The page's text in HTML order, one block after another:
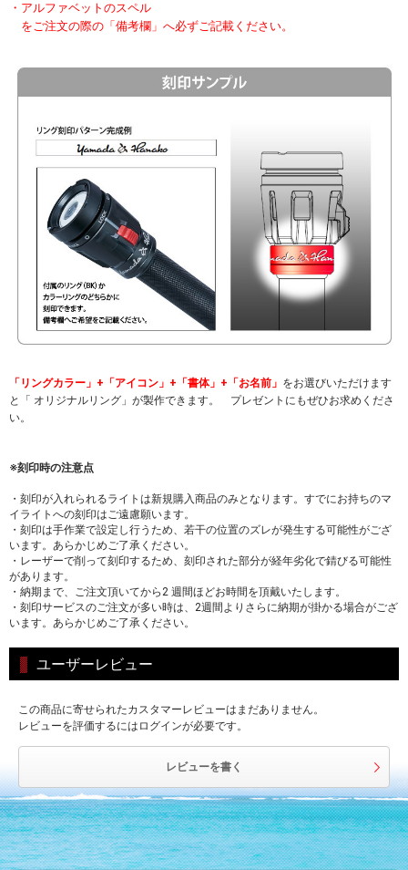
・アルファベットのスペル
をご注文の際の「備考欄」へ必ずご記載ください。
「リングカラー」+「アイコン」+「書体」+「お名前」 をお選びいただけます
と「 オリジナルリング」が製作できます。 プレゼントにもぜひお求めくださ
い。
※刻印時の注意点
・刻印が入れられるライトは新規購入商品のみとなります。すでにお持ちのマ
イライトへの刻印はご遠慮願います。
・刻印は手作業で設定し行うため、若干の位置のズレが発生する可能性がござ
います。あらかじめご了承ください。
・レーザーで削って刻印するため、刻印された部分が経年劣化で錆びる可能性
があります。
・納期まで、ご注文頂いてから2 週間ほどお時間を頂戴いたします。
・刻印サービスのご注文が多い時は、2週間よりさらに納期が掛かる場合がござ
います。あらかじめご了承ください。
ユーザーレビュー
この商品に寄せられたカスタマーレビューはまだありません。
レビューを評価するにはログインが必要です。
レビューを書く